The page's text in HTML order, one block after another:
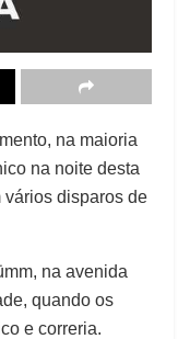
na maioria
na noite desta
vários disparos de
na avenida
quando os
e correria.